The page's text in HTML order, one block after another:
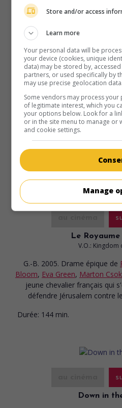
au cinéma
The
É.-U. 2006. Drame sentimental
Watts,Edward Norton,Toby
anglais accepte un poste dans
le choléra afin d'éprouver son
Durée:
Le Royaume
V.O.: Kingdom
G.-B. 2005. Drame épique de
Bloom, Eva Green, Marton
jeune chevalier français qui
défendre Jérusalem contre
Durée: 144 min.
Down in
Store and/or access
Learn more
Your personal data will be
your device (cookies, unique
data) may be stored by,
partners, or used specifically by
may use precise geolocation data.
Some vendors may process
of legitimate interest, which you
your options below. Look for a
or in the site menu to manage or
and cookie settings.
Manage